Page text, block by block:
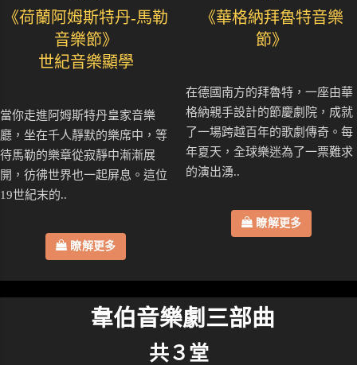
《荷蘭阿姆斯特丹-馬勒
音樂節》
世紀音樂顯學
當你走進阿姆斯特丹皇家音樂
廳，坐在千人靜默的樂席中，等
待馬勒的樂章從寂靜中漸漸展
開，彷彿世界也一起屏息。這位
19世紀末的..
瞭解更多
《華格納拜魯特音樂
節》
在德國南方的拜魯特，一座由華
格納親手設計的節慶劇院，成就
了一場跨越百年的歌劇傳奇。每
年夏天，全球樂迷為了一票難求
的演出湧..
瞭解更多
韋伯音樂劇三部曲
共３堂